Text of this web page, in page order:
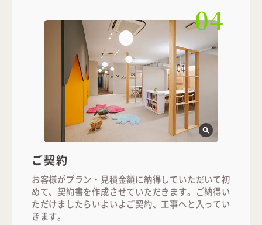
04
ご契約
お客様がプラン・見積金額に納得していただいて初
めて、契約書を作成させていただきます。ご納得い
ただけましたらいよいよご契約、工事へと入ってい
きます。